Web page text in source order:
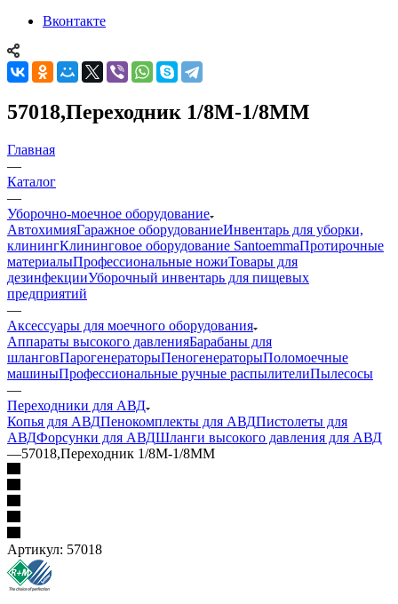
Вконтакте
57018,Переходник 1/8М-1/8МM
Главная
—
Каталог
—
Уборочно-моечное оборудование
АвтохимияГаражное оборудованиеИнвентарь для уборки,
клинингКлининговое оборудование SantoemmaПротирочные
материалыПрофессиональные ножиТовары для
дезинфекцииУборочный инвентарь для пищевых
предприятий
—
Аксессуары для моечного оборудования
Аппараты высокого давленияБарабаны для
шланговПарогенераторыПеногенераторыПоломоечные
машиныПрофессиональные ручные распылителиПылесосы
—
Переходники для АВД
Копья для АВДПенокомплекты для АВДПистолеты для
АВДФорсунки для АВДШланги высокого давления для АВД
—57018,Переходник 1/8М-1/8МM
Артикул: 57018